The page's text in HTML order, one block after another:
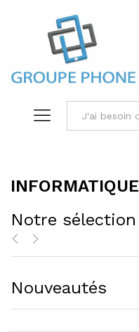
INFORMATIQUE
Notre sélection
Nouveautés